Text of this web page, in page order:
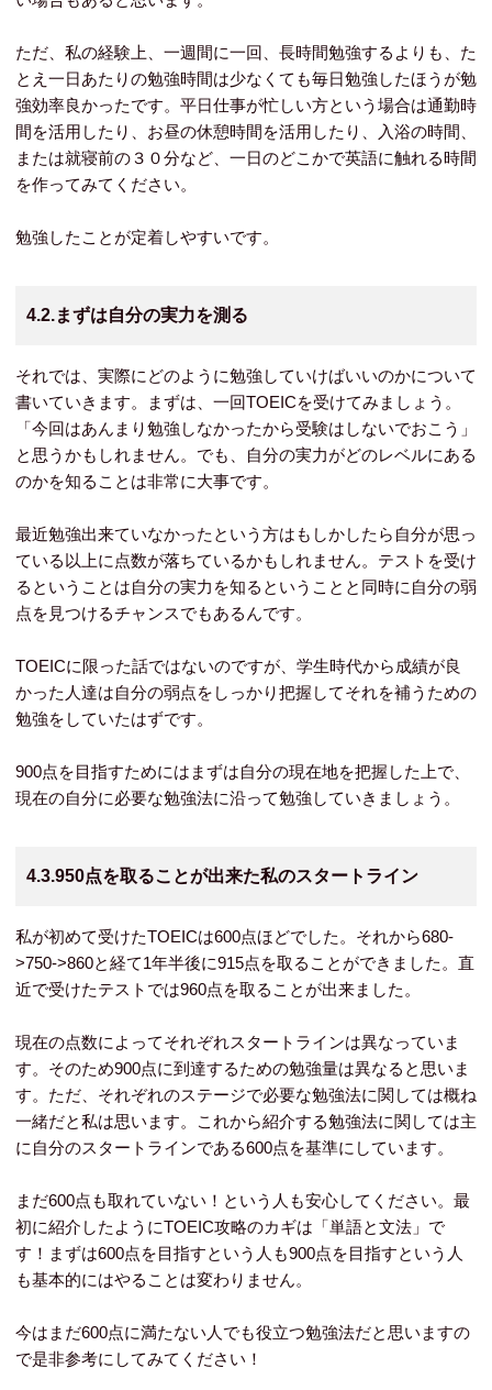
ただ、私の経験上、一週間に一回、長時間勉強するよりも、た
とえ一日あたりの勉強時間は少なくても毎日勉強したほうが勉
強効率良かったです。平日仕事が忙しい方という場合は通勤時
間を活用したり、お昼の休憩時間を活用したり、入浴の時間、
または就寝前の３０分など、一日のどこかで英語に触れる時間
を作ってみてください。
勉強したことが定着しやすいです。
4.2.まずは自分の実力を測る
それでは、実際にどのように勉強していけばいいのかについて
書いていきます。まずは、一回TOEICを受けてみましょう。
「今回はあんまり勉強しなかったから受験はしないでおこう」
と思うかもしれません。でも、自分の実力がどのレベルにある
のかを知ることは非常に大事です。
最近勉強出来ていなかったという方はもしかしたら自分が思っ
ている以上に点数が落ちているかもしれません。テストを受け
るということは自分の実力を知るということと同時に自分の弱
点を見つけるチャンスでもあるんです。
TOEICに限った話ではないのですが、学生時代から成績が良
かった人達は自分の弱点をしっかり把握してそれを補うための
勉強をしていたはずです。
900点を目指すためにはまずは自分の現在地を把握した上で、
現在の自分に必要な勉強法に沿って勉強していきましょう。
4.3.950点を取ることが出来た私のスタートライン
私が初めて受けたTOEICは600点ほどでした。それから680-
>750->860と経て1年半後に915点を取ることができました。直
近で受けたテストでは960点を取ることが出来ました。
現在の点数によってそれぞれスタートラインは異なっていま
す。そのため900点に到達するための勉強量は異なると思いま
す。ただ、それぞれのステージで必要な勉強法に関しては概ね
一緒だと私は思います。これから紹介する勉強法に関しては主
に自分のスタートラインである600点を基準にしています。
まだ600点も取れていない！という人も安心してください。最
初に紹介したようにTOEIC攻略のカギは「単語と文法」で
す！まずは600点を目指すという人も900点を目指すという人
も基本的にはやることは変わりません。
今はまだ600点に満たない人でも役立つ勉強法だと思いますの
で是非参考にしてみてください！